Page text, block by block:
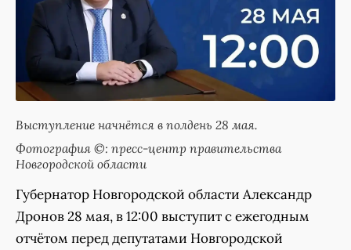
Выступление начнётся в полдень 28 мая.
Фотография ©: пресс-центр правительства
Новгородской области
Губернатор Новгородской области Александр
Дронов 28 мая, в 12:00 выступит с ежегодным
отчётом перед депутатами Новгородской